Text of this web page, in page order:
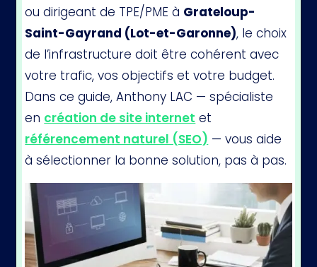
ou dirigeant de TPE/PME à Grateloup-
Saint-Gayrand (Lot-et-Garonne), le choix
de l’infrastructure doit être cohérent avec
votre trafic, vos objectifs et votre budget.
Dans ce guide, Anthony LAC — spécialiste
en création de site internet et
référencement naturel (SEO) — vous aide
à sélectionner la bonne solution, pas à pas.